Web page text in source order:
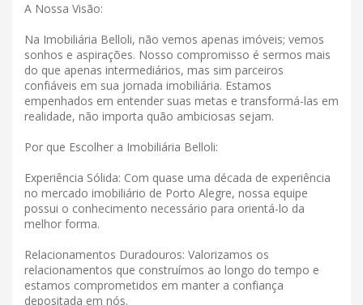
A Nossa Visão:
Na Imobiliária Belloli, não vemos apenas imóveis; vemos
sonhos e aspirações. Nosso compromisso é sermos mais
do que apenas intermediários, mas sim parceiros
confiáveis ​​em sua jornada imobiliária. Estamos
empenhados em entender suas metas e transformá-las em
realidade, não importa quão ambiciosas sejam.
Por que Escolher a Imobiliária Belloli:
Experiência Sólida: Com quase uma década de experiência
no mercado imobiliário de Porto Alegre, nossa equipe
possui o conhecimento necessário para orientá-lo da
melhor forma.
Relacionamentos Duradouros: Valorizamos os
relacionamentos que construímos ao longo do tempo e
estamos comprometidos em manter a confiança
depositada em nós.